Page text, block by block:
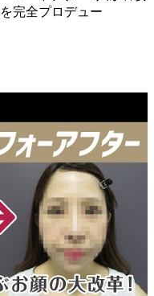
完全プロデュー